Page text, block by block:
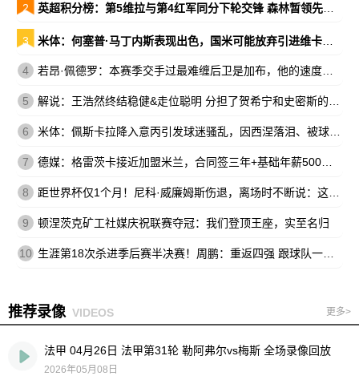
2 英超积分榜：第5维拉与第4红军同分下轮交锋 森林暂领先降级区7分
3 米体：何塞普·马丁内斯表现出色，国米可能放弃引进维卡里奥
4 若昂·佩德罗：本赛季交手过最难缠后卫是加布，他的速度让我惊讶
5 解说：王浩然终结稳健&走位聪明 分担了贺希宁和史密斯的进攻压力
6 米体：佩斯卡拉降入意丙引发球迷骚乱，因西涅落泪、被球迷嘘
7 德媒：格雷茨卡接近加盟米兰，合同签三年+基础年薪500万欧
8 距世界杯仅1个月！尼科·威廉姆斯伤退，离场时不断说：这不可能
9 顿涅茨克矿工社媒庆祝联赛夺冠：我们登顶王座，实至名归
10 生涯第18次杀进季后赛半决赛！周鹏：重返四强 跟球队一起拼到底
推荐录像 VIDEOS 更多>
法甲 04月26日 法甲第31轮 勒阿弗尔vs梅斯 全场录像回放
2026年05月08日